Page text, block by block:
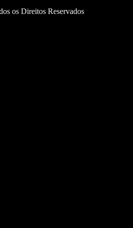
os Direitos Reservados